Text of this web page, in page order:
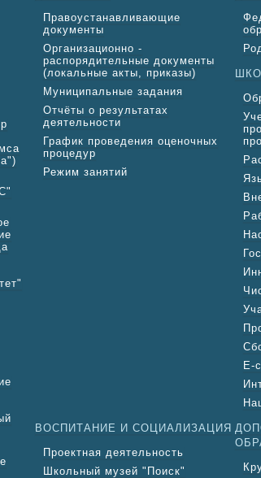
Правоустанавливающие
документы
Организационно -
распорядительные документы
(локальные акты, приказы)
Муниципальные задания
Отчёты о результатах
деятельности
График проведения оценочных
процедур
Режим занятий
Е-
ВОСПИТАНИЕ И СОЦИАЛИЗАЦИЯ
Проектная деятельность
Школьный музей "Поиск"